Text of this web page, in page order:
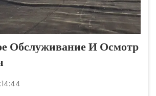
Обслуживание И Осмотр